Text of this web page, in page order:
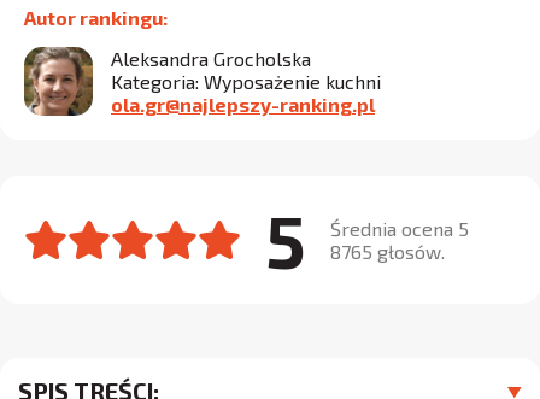
SPIS TREŚCI:
Autor rankingu:
Aleksandra Grocholska
Kategoria: Wyposażenie kuchni
ola.gr@najlepszy-ranking.pl
5
Średnia ocena 5
8765 głosów.